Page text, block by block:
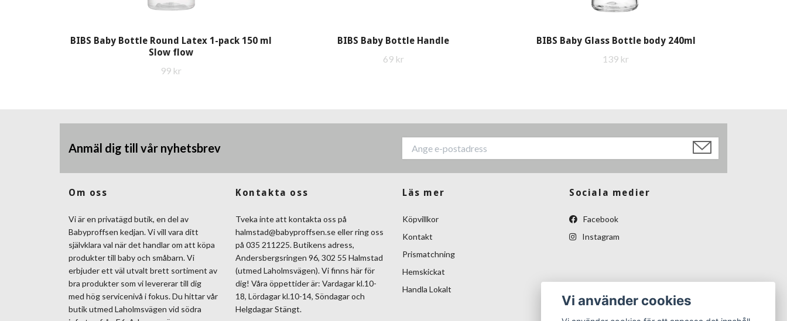
BIBS Baby Bottle Round Latex 1-pack 150 ml
Slow flow
99 kr
BIBS Baby Bottle Handle
69 kr
BIBS Baby Glass Bottle body 240ml
139 kr
Anmäl dig till vår nyhetsbrev
Om oss
Vi är en privatägd butik, en del av
Babyproffsen kedjan. Vi vill vara ditt
självklara val när det handlar om att köpa
produkter till baby och småbarn. Vi
erbjuder ett väl utvalt brett sortiment av
bra produkter som vi levererar till dig
med hög servicenivå i fokus. Du hittar vår
butik utmed Laholmsvägen vid södra
Kontakta oss
Tveka inte att kontakta oss på
halmstad@babyproffsen.seeller ring oss
på 035 211225. Butikens adress,
Andersbergsringen 96, 302 55 Halmstad
(utmed Laholmsvägen). Vi finns här för
dig! Våra öppettider är: Vardagar kl.10-
18, Lördagar kl.10-14, Söndagar och
Helgdagar Stängt.
Läs mer
Köpvillkor
Kontakt
Prismatchning
Hemskickat
Handla Lokalt
Sociala medier
Facebook
Instagram
Vi använder cookies